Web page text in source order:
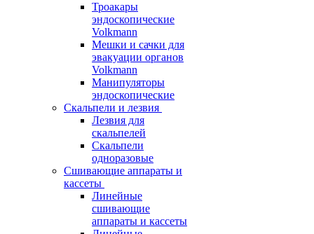
Троакары
эндоскопические
Volkmann
Мешки и сачки для
эвакуации органов
Volkmann
Манипуляторы
эндоскопические
Скальпели и лезвия
Лезвия для
скальпелей
Скальпели
одноразовые
Сшивающие аппараты и
кассеты
Линейные
сшивающие
аппараты и кассеты